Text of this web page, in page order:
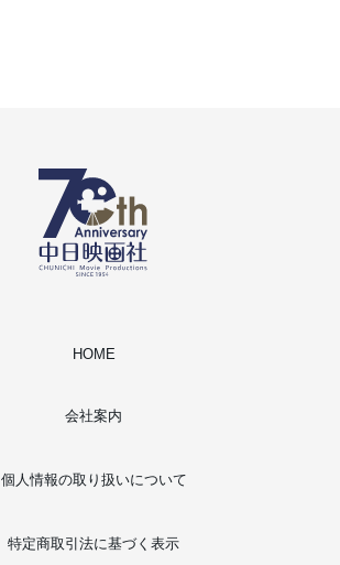
HOME
会社案内
個人情報の取り扱いについて
特定商取引法に基づく表示